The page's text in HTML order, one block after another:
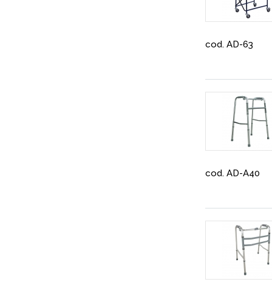
cod. AD-63
cod. AD-A40